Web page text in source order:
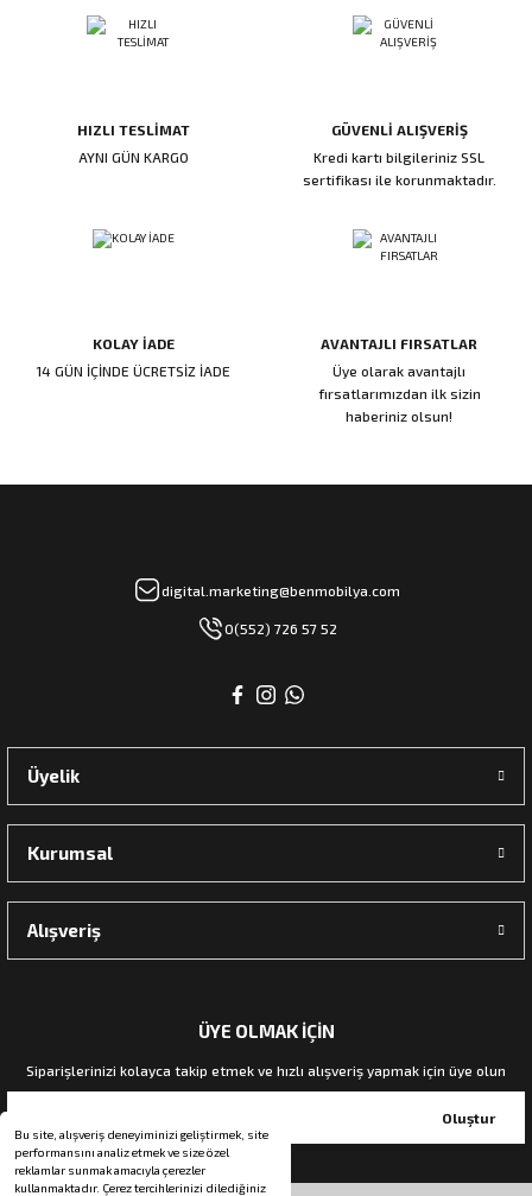
Bu site, alışveriş deneyiminizi geliştirmek, site
performansını analiz etmek ve size özel
reklamlar sunmak amacıyla çerezler
kullanmaktadır. Çerez tercihlerinizi dilediğiniz
HIZLI TESLİMAT
AYNI GÜN KARGO
GÜVENLİ ALIŞVERİŞ
Kredi kartı bilgileriniz SSL
sertifikası ile korunmaktadır.
KOLAY İADE
14 GÜN İÇİNDE ÜCRETSİZ İADE
AVANTAJLI FIRSATLAR
Üye olarak avantajlı
fırsatlarımızdan ilk sizin
haberiniz olsun!
digital.marketing@benmobilya.com
0(552) 726 57 52
Üyelik
Kurumsal
Alışveriş
ÜYE OLMAK İÇİN
Siparişlerinizi kolayca takip etmek ve hızlı alışveriş yapmak için üye olun
Oluştur